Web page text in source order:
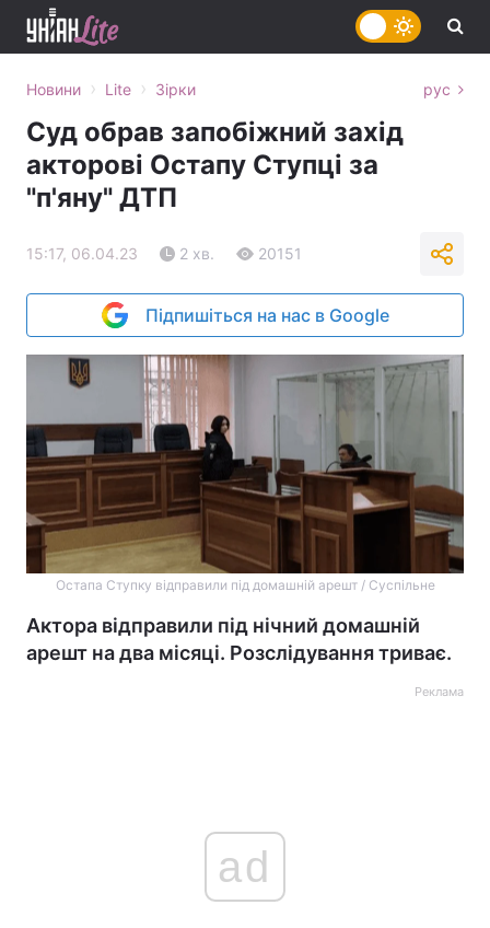
Новини › Lite › Зірки рус
Суд обрав запобіжний захід
акторові Остапу Ступці за
"п'яну" ДТП
15:17, 06.04.23 2 хв. 20151
Підпишіться на нас в Google
Остапа Ступку відправили під домашній арешт / Суспільне
Актора відправили під нічний домашній
арешт на два місяці. Розслідування триває.
Реклама
ad